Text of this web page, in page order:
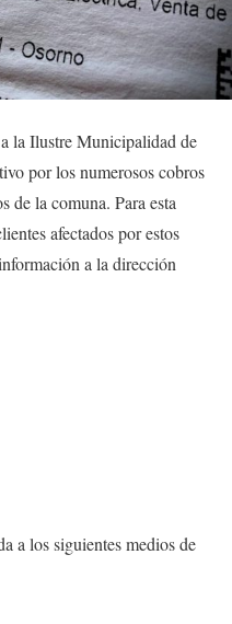
la Ilustre Municipalidad de
por los numerosos cobros
de la comuna. Para esta
afectados por estos
a la dirección
a los siguientes medios de